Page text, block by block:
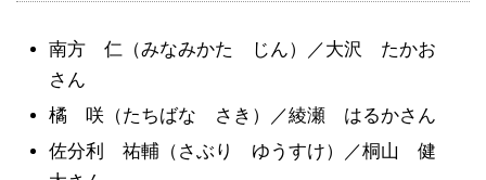
南方 仁（みなみかた じん）／大沢 たかお
さん
橘 咲（たちばな さき）／綾瀬 はるかさん
佐分利 祐輔（さぶり ゆうすけ）／桐山 健